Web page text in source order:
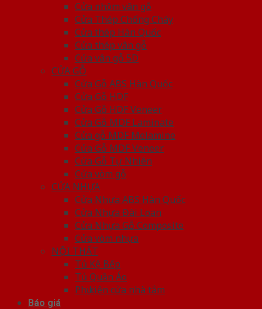
Cửa nhôm vân gỗ
Cửa Thép Chống Cháy
Cửa thép Hàn Quốc
Cửa thép vân gỗ
Cửa vân gỗ 5D
CỬA GỖ
Cửa Gỗ ABS Hàn Quốc
Cửa Gỗ HDF
Cửa Gỗ HDF Veneer
Cửa Gỗ MDF Laminate
Cửa gỗ MDF Melamine
Cửa Gỗ MDF Veneer
Cửa Gỗ Tự Nhiên
Cửa vòm gỗ
CỬA NHỰA
Cửa Nhựa ABS Hàn Quốc
Cửa Nhựa Đài Loan
Cửa Nhựa Gỗ Composite
Cửa vòm nhựa
NỘI THẤT
Tủ Kệ Bếp
Tủ Quần Áo
Phụ kiện cửa nhà tắm
Báo giá